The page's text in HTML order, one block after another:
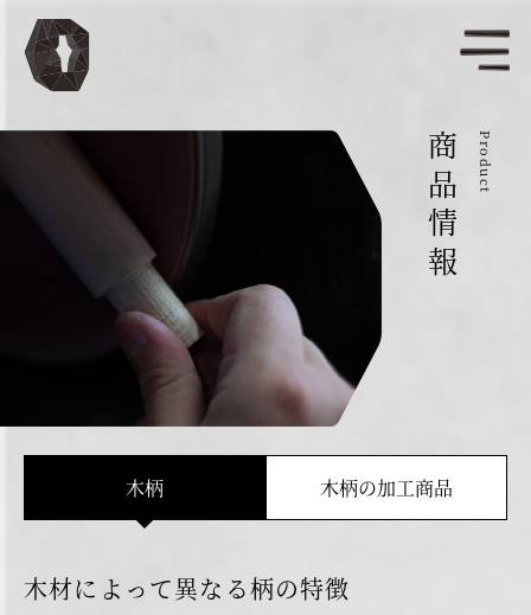
Product
商品情報
木柄 木柄の加工商品
木材によって異なる柄の特徴